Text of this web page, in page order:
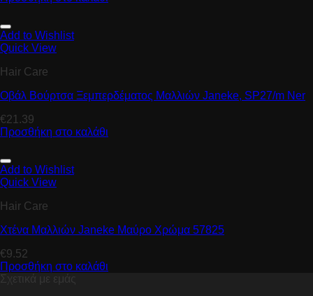
Add to Wishlist
Quick View
Hair Care
Οβάλ Βούρτσα Ξεμπερδέματος Μαλλιών Janeke, SP27/m Ner
€21.39
Προσθήκη στο καλάθι
Add to Wishlist
Quick View
Hair Care
Χτένα Μαλλιών Janeke Μαύρο Χρώμα 57825
€9.52
Προσθήκη στο καλάθι
Σχετικά με εμάς